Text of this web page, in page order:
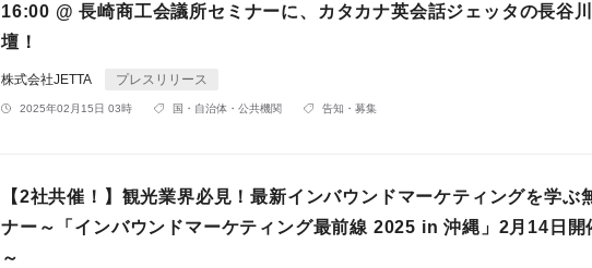
16:00 @ 長崎商工会議所セミナーに、カタカナ英会話ジェッタの長谷
壇！
株式会社JETTA プレスリリース
2025年02月15日 03時 国・自治体・公共機関 告知・募集
【2社共催！】観光業界必見！最新インバウンドマーケティングを学ぶ
ナー～「インバウンドマーケティング最前線 2025 in 沖縄」2月14日開
～